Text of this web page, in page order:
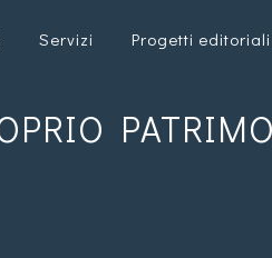
Servizi Progetti editoriali